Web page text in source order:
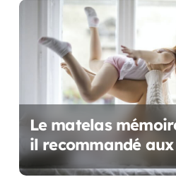
Le matelas
il recommandé